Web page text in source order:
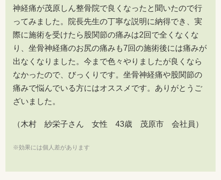
神経痛が茂原しん整骨院で良くなったと聞いたので行
ってみました。院長先生の丁寧な説明に納得でき、実
際に施術を受けたら股関節の痛みは2回で全くなくな
り、坐骨神経痛のお尻の痛みも7回の施術後には痛みが
出なくなりました。今まで色々やりましたが良くなら
なかったので、びっくりです。坐骨神経痛や股関節の
痛みで悩んでいる方にはオススメです。ありがとうご
ざいました。
（木村 紗栄子さん 女性 43歳 茂原市 会社員）
※効果には個人差があります